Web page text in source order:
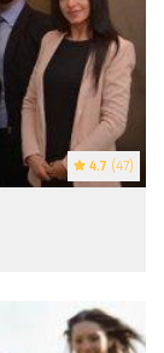
4.7 (47)